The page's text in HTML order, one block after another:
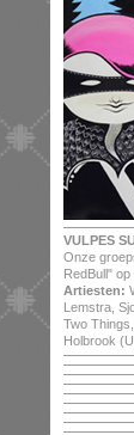
VULPES
Onze
RedBull"
Artiesten:
Lemstra,
Two
Holbrook